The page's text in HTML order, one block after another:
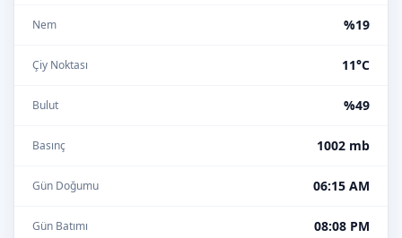
Nem %19
Çiy Noktası 11°C
Bulut %49
Basınç 1002 mb
Gün Doğumu 06:15 AM
Gün Batımı 08:08 PM